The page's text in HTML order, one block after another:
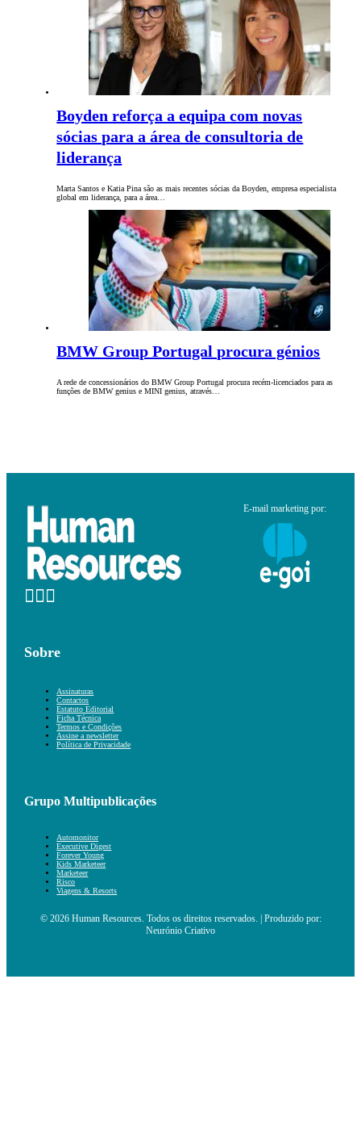
Boyden reforça a equipa com novas
sócias para a área de consultoria de
liderança
Marta Santos e Katia Pina são as mais recentes sócias da Boyden, empresa especialista
global em liderança, para a área…
BMW Group Portugal procura génios
A rede de concessionários do BMW Group Portugal procura recém-licenciados para as
funções de BMW genius e MINI genius, através…
E-mail marketing por:
Sobre
Assinaturas
Contactos
Estatuto Editorial
Ficha Técnica
Termos e Condições
Assine a newsletter
Política de Privacidade
Grupo Multipublicações
Automonitor
Executive Digest
Forever Young
Kids Marketeer
Marketeer
Risco
Viagens & Resorts
© 2026 Human Resources. Todos os direitos reservados. | Produzido por:
Neurónio Criativo